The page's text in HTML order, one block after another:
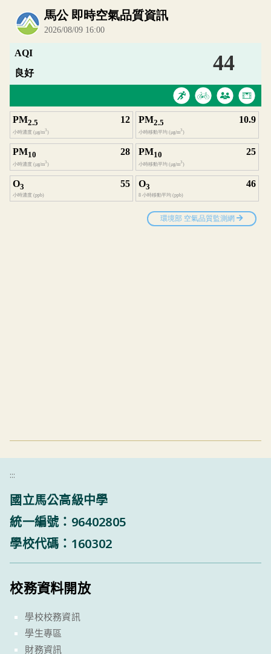
內嵌空氣品質小工具為視覺預覽，完整即時空
:::
國立馬公高級中學
統一編號：96402805
學校代碼：160302
校務資料開放
學校校務資訊
學生專區
財務資訊